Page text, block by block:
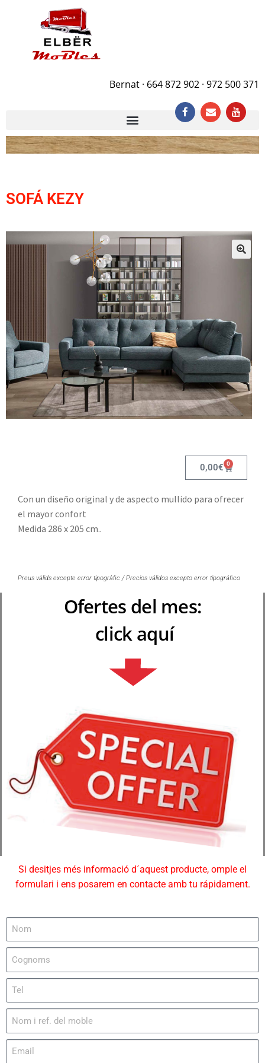
Bernat · 664 872 902 · 972 500 371
SOFÁ KEZY
0,00€ 0
Con un diseño original y de aspecto mullido para ofrecer
el mayor confort
Medida 286 x 205 cm..
Preus vàlids excepte error tipogràfic / Precios válidos excepto error tipográfico
Ofertes del mes:
click aquí
Si desitjes més informació d´aquest producte, omple el
formulari i ens posarem en contacte amb tu rápidament.